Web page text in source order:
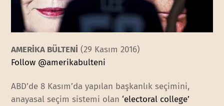
AMERİKA BÜLTENİ (29 Kasım 2016)
Follow @amerikabulteni
ABD’de 8 Kasım’da yapılan başkanlık seçimini,
anayasal seçim sistemi olan‘electoral college’